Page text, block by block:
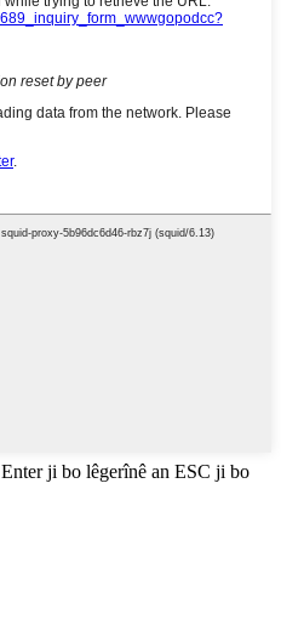
Enter ji bo lêgerînê an ESC ji bo